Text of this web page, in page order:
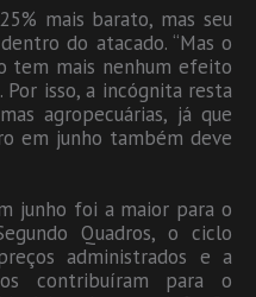
mais barato, mas seu
do atacado. “Mas o
tem mais nenhum efeito
Por isso, a incógnita resta
agropecuárias, já que
em junho também deve
junho foi a maior para o
Quadros, o ciclo
administrados e a
contribuíram para o